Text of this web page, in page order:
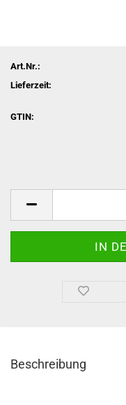
Art.Nr.:
Lieferzeit:
GTIN:
Beschreibung